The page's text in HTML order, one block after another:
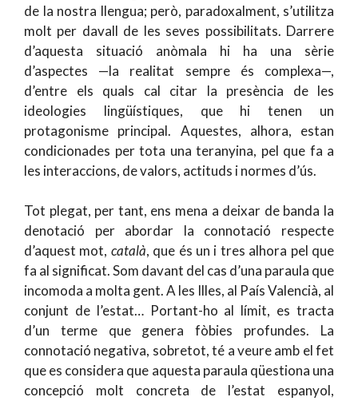
de la nostra llengua; però, paradoxalment, s’utilitza
molt per davall de les seves possibilitats. Darrere
d’aquesta situació anòmala hi ha una sèrie
d’aspectes —la realitat sempre és complexa—,
d’entre els quals cal citar la presència de les
ideologies lingüístiques, que hi tenen un
protagonisme principal. Aquestes, alhora, estan
condicionades per tota una teranyina, pel que fa a
les interaccions, de valors, actituds i normes d’ús.
Tot plegat, per tant, ens mena a deixar de banda la
denotació per abordar la connotació respecte
d’aquest mot, català, que és un i tres alhora pel que
fa al significat. Som davant del cas d’una paraula que
incomoda a molta gent. A les Illes, al País Valencià, al
conjunt de l’estat… Portant-ho al límit, es tracta
d’un terme que genera fòbies profundes. La
connotació negativa, sobretot, té a veure amb el fet
que es considera que aquesta paraula qüestiona una
concepció molt concreta de l’estat espanyol,